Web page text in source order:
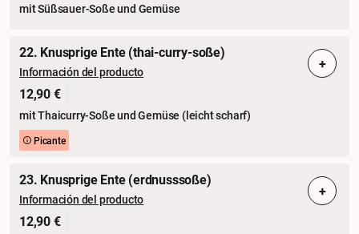
mit Süßsauer-Soße und Gemüse
22. Knusprige Ente (thai-curry-soße)
Información del producto
12,90 €
mit Thaicurry-Soße und Gemüse (leicht scharf)
Picante
+
23. Knusprige Ente (erdnusssoße)
Información del producto
12,90 €
+